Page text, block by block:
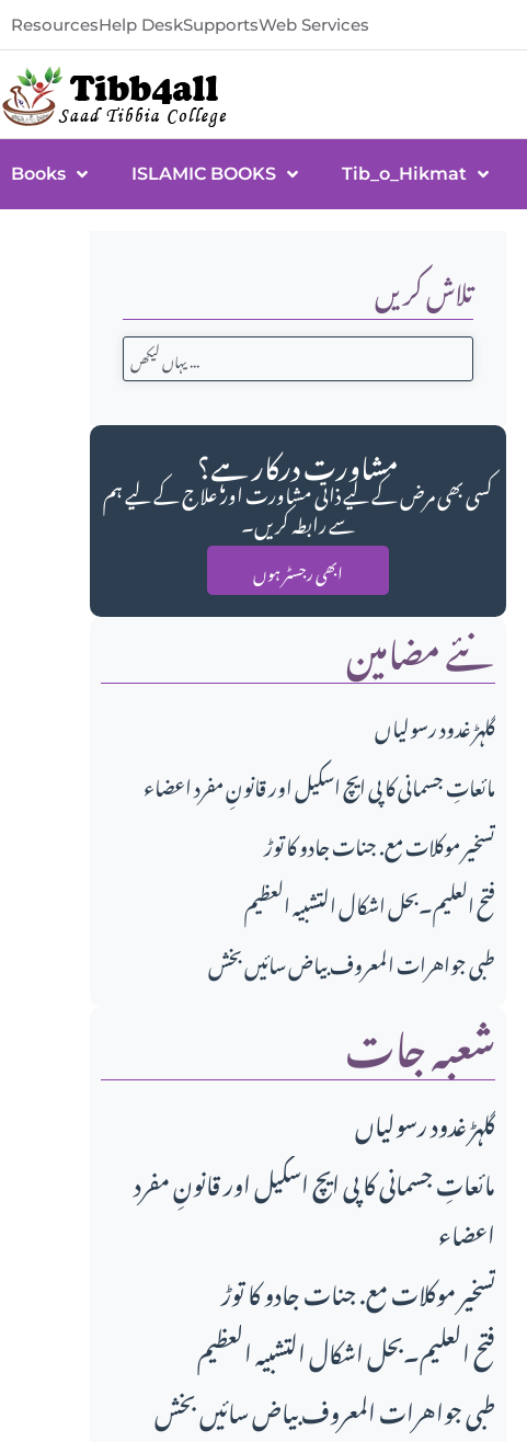
ResourcesHelp DeskSupportsWeb Services
Books ISLAMIC BOOKS Tib_o_Hikmat
تلاش کریں
مشاورت درکار ہے؟
کسی بھی مرض کے لیے ذاتی مشاورت اور علاج کے لیے ہم
سے رابطہ کریں۔
ابھی رجسٹر ہوں
نئے مضامین
گلہڑ غدود رسولیاں
مائعاتِ جسمانی کا پی ایچ اسکیل اور قانونِ مفرد اعضاء
تسخیر موکلات مع. جنات جادو کا توڑ
فتح العلیم۔بحل اشکال التشبیہ العظیم
طبی جواهرات المعروف بیاض سائیں بخش
شعبہ جات
گلہڑ غدود رسولیاں
مائعاتِ جسمانی کا پی ایچ اسکیل اور قانونِ مفرد
اعضاء
تسخیر موکلات مع. جنات جادو کا توڑ
فتح العلیم۔بحل اشکال التشبیہ العظیم
طبی جواهرات المعروف بیاض سائیں بخش